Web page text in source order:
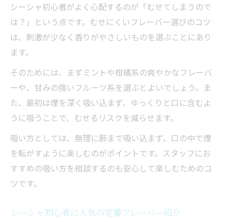
シーシャ初心者がよく心配するのが「むせてしまうので
は？」という点です。むせにくいフレーバー選びのコツ
は、刺激が少なく香りがやさしいものを選ぶことにあり
ます。
そのためには、まずミントや柑橘系の爽やかなフレーバ
ーや、甘みの強いフルーツ系を選ぶとよいでしょう。ま
た、最初は煙を深く吸い込まず、ゆっくりと口に含むよ
うに吸うことで、むせるリスクを減らせます。
吸い方としては、無理に肺まで吸い込まず、口の中で煙
を転がすように楽しむのがポイントです。スタッフにお
すすめの吸い方を相談するのも安心して楽しむためのコ
ツです。
シーシャ初心者に人気の定番フレーバー紹介